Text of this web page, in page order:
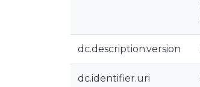
dc.description.version
dc.identifier.uri